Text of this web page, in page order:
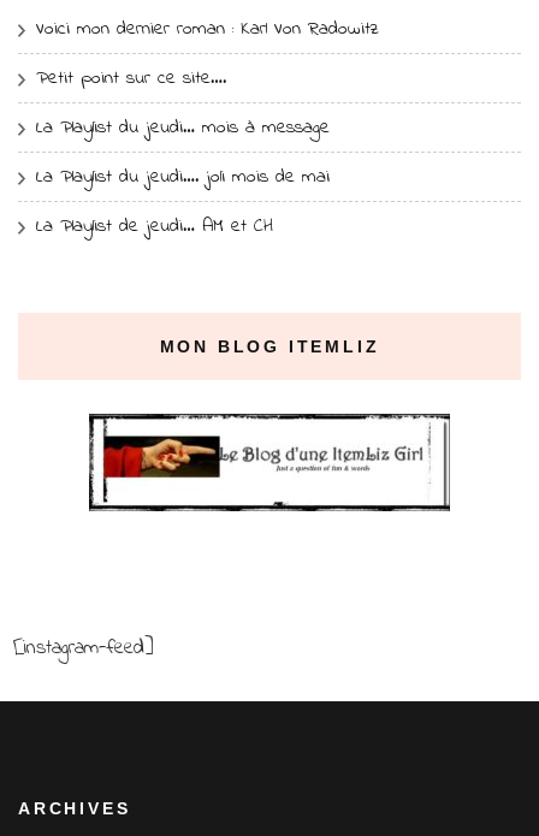
Voici mon dernier roman : Karl Von Radowitz
Petit point sur ce site….
La Playlist du jeudi… mois à message
La Playlist du jeudi…. joli mois de mai
La Playlist de jeudi… AM et CH
MON BLOG ITEMLIZ
[instagram-feed]
ARCHIVES